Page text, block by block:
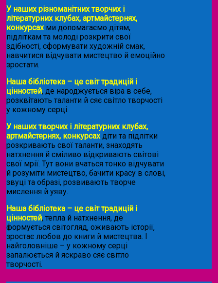
У наших різноманітних творчих і
літературних клубах, артмайстернях,
конкурсахми допомагаємо дітям,
підліткам та молоді розкрити свої
здібності, сформувати художній смак,
навчитися відчувати мистецтво й емоційно
зростати.
Наша бібліотека – це світ традицій і
цінностей, де народжується віра в себе,
розквітають таланти й сяє світло творчості
у кожному серці.
У наших творчих і літературних клубах,
артмайстернях, конкурсахдіти та підлітки
розкривають свої таланти, знаходять
натхнення й сміливо відкривають світові
свої мрії. Тут вони вчаться тонко відчувати
й розуміти мистецтво, бачити красу в слові,
звуці та образі, розвивають творче
мислення й уяву.
Наша бібліотека – це світ традицій і
цінностей, тепла й натхнення, де
формується світогляд, оживають історії,
зростає любов до книги й мистецтва. І
найголовніше – у кожному серці
запалюється й яскраво сяє світло
творчості.